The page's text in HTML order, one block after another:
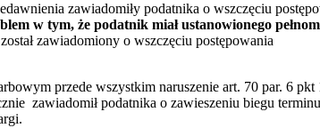
zawiadomiły podatnika o wszczęciu
w tym, że podatnik miał ustanowionego
zawiadomiony o wszczęciu postępowania
przede wszystkim naruszenie art. 70 par. 6 pkt
zawiadomił podatnika o zawieszeniu biegu terminu